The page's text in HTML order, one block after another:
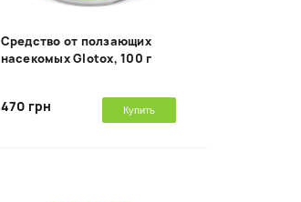
Средство от ползающих
насекомых Glotox, 100 г
470 грн Купить